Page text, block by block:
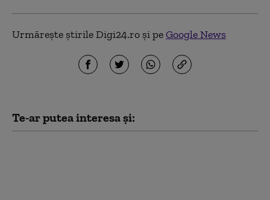
Urmărește știrile Digi24.ro și peGoogle News
Te-ar putea interesa și: